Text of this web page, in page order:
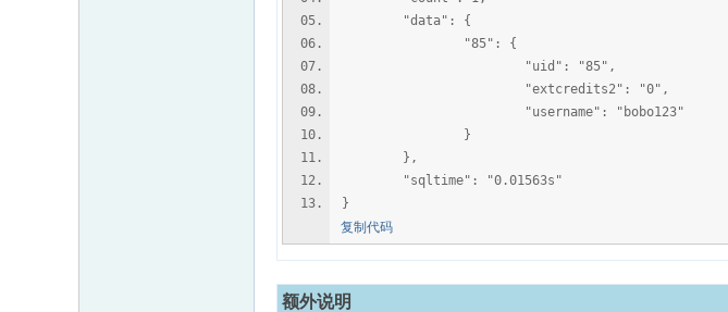
"data": {
"85": {
"uid": "85",
"extcredits2": "0",
"username": "bobo123"
}
},
"sqltime": "0.01563s"
}
复制代码
额外说明